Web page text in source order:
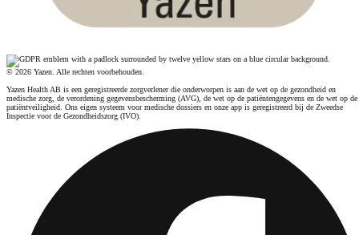
© 2026 Yazen. Alle rechten voorbehouden.
Yazen Health AB is een geregistreerde zorgverlener die onderworpen is aan de wet op de gezondheid en
medische zorg, de verordening gegevensbescherming (AVG), de wet op de patiëntengegevens en de wet op de
patiëntveiligheid. Ons eigen systeem voor medische dossiers en onze app is geregistreerd bij de Zweedse
Inspectie voor de Gezondheidszorg (IVO).